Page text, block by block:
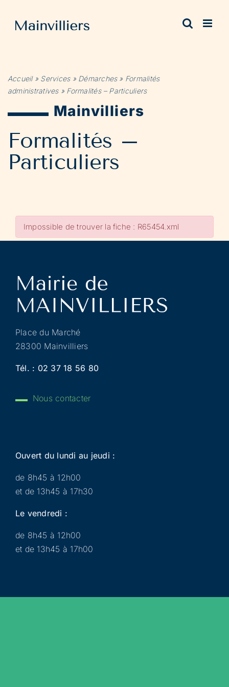
contenu
Accueil» Services» Démarches» Formalités
administratives» Formalités – Particuliers
Mainvilliers
Formalités –
Particuliers
Impossible de trouver la fiche : R65454.xml
Place du Marché
28300 Mainvilliers
Tél. : 02 37 18 56 80
Nous contacter
Ouvert du lundi au jeudi :
de 8h45 à 12h00
et de 13h45 à 17h30
Le vendredi :
de 8h45 à 12h00
et de 13h45 à 17h00